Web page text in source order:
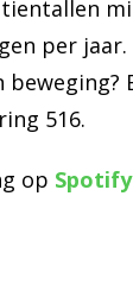
per
516.
op Spotify